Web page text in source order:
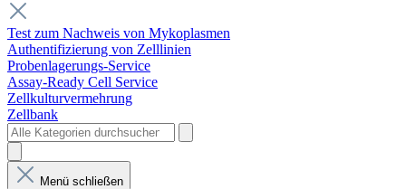
Test zum Nachweis von Mykoplasmen
Authentifizierung von Zelllinien
Probenlagerungs-Service
Assay-Ready Cell Service
Zellkulturvermehrung
Zellbank
Menü schließen